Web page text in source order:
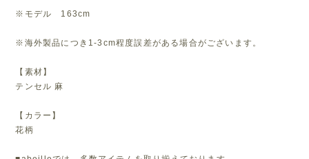
※モデル 163cm
※海外製品につき1-3cm程度誤差がある場合がございます。
【素材】
テンセル 麻
【カラー】
花柄